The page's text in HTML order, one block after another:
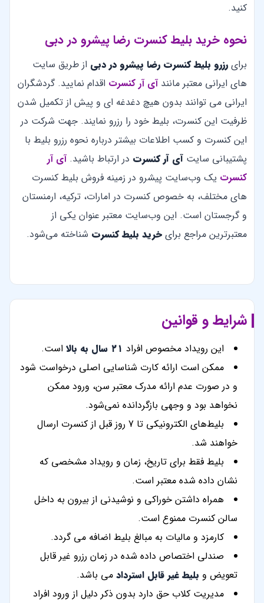
کنید.
نحوه خرید بلیط کنسرت رضا پیشرو در دبی
برای رزرو بلیط کنسرت رضا پیشرو در دبی از طریق سایت
های ایرانی معتبر مانندآی آر کنسرت اقدام نمایید. گردشگران
ایرانی می توانند بدون هیچ دغدغه ای و پیش از تکمیل شدن
ظرفیت این کنسرت، بلیط خود را رزرو نمایند. جهت شرکت در
این کنسرت و کسب اطلاعات بیشتر درباره نحوه رزرو بلیط با
پشتیبانی سایت آی آر کنسرت در ارتباط باشید.آی آر
کنسرت یک وب‌سایت پیشرو در زمینه فروش بلیط کنسرت
های مختلف، به خصوص کنسرت در امارات، ترکیه، ارمنستان
و گرجستان است. این وب‌سایت معتبر عنوان یکی از
معتبرترین مراجع برای خرید بلیط کنسرت شناخته می‌شود.
شرایط و قوانین
این رویداد مخصوص افراد ۲۱ سال به بالا
است.
ممکن است ارائه کارت شناسایی اصلی درخواست شود
و در صورت عدم ارائه مدرک معتبر سن، ورود ممکن
نخواهد بود و وجهی بازگردانده نمی‌شود.
بلیط‌های الکترونیکی تا 7 روز قبل از کنسرت ارسال
خواهند شد.
بلیط فقط برای تاریخ، زمان و رویداد مشخصی که
نشان داده شده معتبر است.
همراه داشتن خوراکی و نوشیدنی از بیرون به داخل
سالن کنسرت ممنوع است.
کارمزد و مالیات به مبالغ بلیط اضافه می گردد.
صندلی اختصاص داده شده در زمان رزرو غیر قابل
تعویض و بلیط غیر قابل استرداد می باشد.
مدیریت کلاب حق دارد بدون ذکر دلیل از ورود افراد